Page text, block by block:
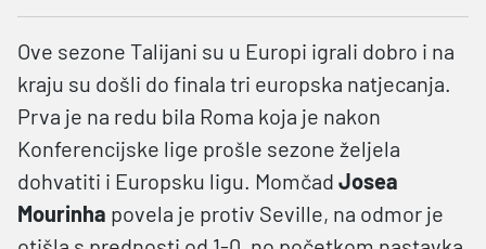
Ove sezone Talijani su u Europi igrali dobro i na
kraju su došli do finala tri europska natjecanja.
Prva je na redu bila Roma koja je nakon
Konferencijske lige prošle sezone željela
dohvatiti i Europsku ligu. Momčad Josea
Mourinha povela je protiv Seville, na odmor je